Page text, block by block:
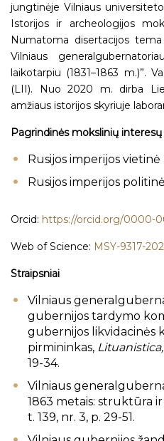
jungtinėje Vilniaus
Istorijos ir archeologijos
Numatoma disertacijos tema
Vilniaus
laikotarpiu (1831–1863 m.)”.
(LII). Nuo 2020 m. dirba
amžiaus istorijos skyriuje
Pagrindinės mokslinių
Rusijos imperijos vietinė
Rusijos imperijos
Orcid: https://orcid.org/0000-
Web of Science: MSY-9317-
Straipsniai
Vilniaus
gubernijos tardymo
gubernijos likvidacinės
pirmininkas, Lituanistica,
19-34.
Vilniaus
1863 metais: struktūra
t. 139, nr. 3, p. 29-51.